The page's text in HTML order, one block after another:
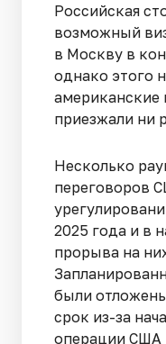
Российская
возможный
в Москву в
однако этого
американские
приезжали ни
Несколько
переговоров
2025 года и в
прорыва на
были
срок из-за
операции США